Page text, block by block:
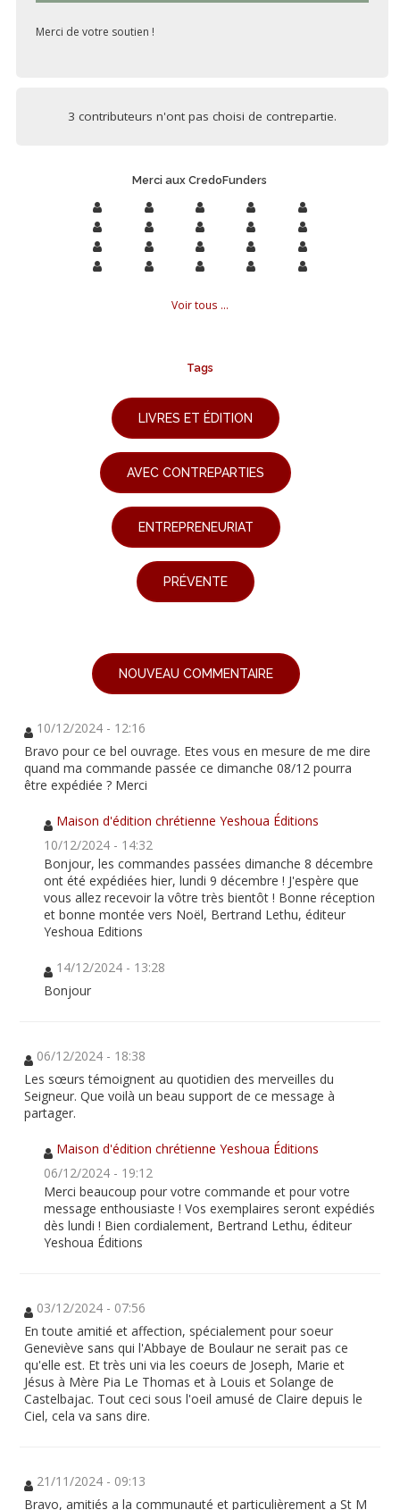
Merci de votre soutien !
3 contributeurs n'ont pas choisi de contrepartie.
Merci aux CredoFunders
Voir tous ...
Tags
LIVRES ET ÉDITION
AVEC CONTREPARTIES
ENTREPRENEURIAT
PRÉVENTE
NOUVEAU COMMENTAIRE
10/12/2024 - 12:16
Bravo pour ce bel ouvrage. Etes vous en mesure de me dire
quand ma commande passée ce dimanche 08/12 pourra
être expédiée ? Merci
Maison d'édition chrétienne Yeshoua Éditions
10/12/2024 - 14:32
Bonjour, les commandes passées dimanche 8 décembre
ont été expédiées hier, lundi 9 décembre ! J'espère que
vous allez recevoir la vôtre très bientôt ! Bonne réception
et bonne montée vers Noël, Bertrand Lethu, éditeur
Yeshoua Editions
14/12/2024 - 13:28
Bonjour
06/12/2024 - 18:38
Les sœurs témoignent au quotidien des merveilles du
Seigneur. Que voilà un beau support de ce message à
partager.
Maison d'édition chrétienne Yeshoua Éditions
06/12/2024 - 19:12
Merci beaucoup pour votre commande et pour votre
message enthousiaste ! Vos exemplaires seront expédiés
dès lundi ! Bien cordialement, Bertrand Lethu, éditeur
Yeshoua Éditions
03/12/2024 - 07:56
En toute amitié et affection, spécialement pour soeur
Geneviève sans qui l'Abbaye de Boulaur ne serait pas ce
qu'elle est. Et très uni via les coeurs de Joseph, Marie et
Jésus à Mère Pia Le Thomas et à Louis et Solange de
Castelbajac. Tout ceci sous l'oeil amusé de Claire depuis le
Ciel, cela va sans dire.
21/11/2024 - 09:13
Bravo, amitiés a la communauté et particulièrement a St M